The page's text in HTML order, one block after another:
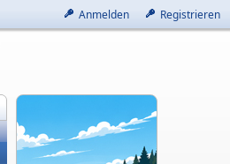
Anmelden Registrieren